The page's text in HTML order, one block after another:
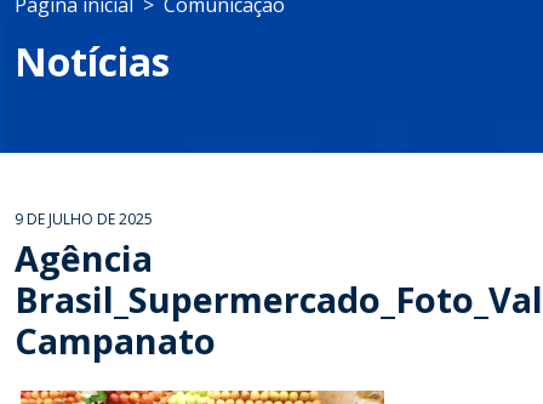
Notícias
9 DE JULHO DE 2025
Agência
Campanato